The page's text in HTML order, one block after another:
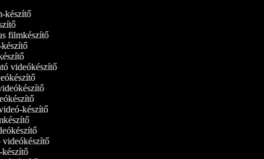
készítő
filmkészítő
videókészítő
készítő
videókészítő
készítő